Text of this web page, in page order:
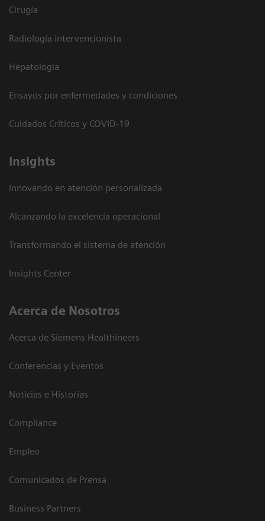
Cirugía
Radiología intervencionista
Hepatología
Ensayos por enfermedades y condiciones
Cuidados Críticos y COVID-19
Insights
Innovando en atención personalizada
Alcanzando la excelencia operacional
Transformando el sistema de atención
Insights Center
Acerca de Nosotros
Acerca de Siemens Healthineers
Conferencias y Eventos
Noticias e Historias
Compliance
Empleo
Comunicados de Prensa
Business Partners